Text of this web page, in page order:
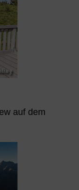
auf dem